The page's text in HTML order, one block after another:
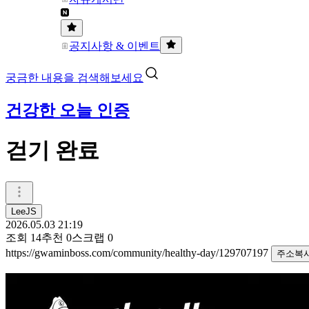
공지사항 & 이벤트
궁금한 내용을 검색해보세요
건강한 오늘 인증
걷기 완료
LeeJS
2026.05.03 21:19
조회 14추천 0스크랩 0
https://gwaminboss.com/community/healthy-day/129707197
주소복